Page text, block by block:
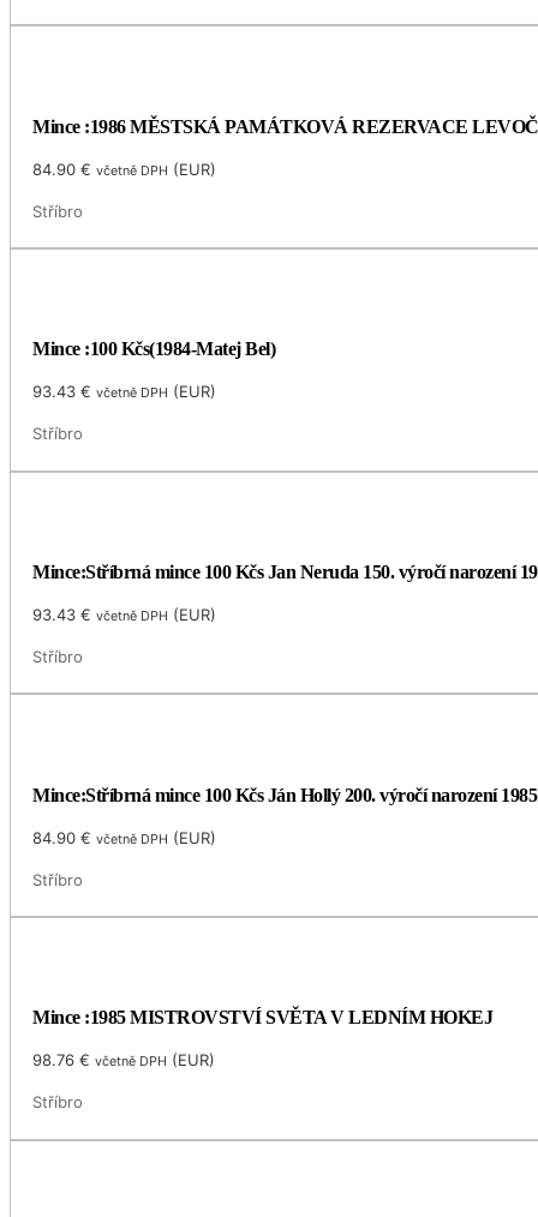
Mince :1986 MĚSTSKÁ PAMÁTKOVÁ REZERVACE
84.90€ včetně DPH (EUR)
Stříbro
Mince :100 Kčs(1984-Matej Bel)
93.43€ včetně DPH (EUR)
Stříbro
Mince:Stříbrná mince 100 Kčs Jan Neruda 150. výročí narození
93.43€ včetně DPH (EUR)
Stříbro
Mince:Stříbrná mince 100 Kčs Ján Hollý 200. výročí narození 1985
84.90€ včetně DPH (EUR)
Stříbro
Mince :1985 MISTROVSTVÍ SVĚTA V LEDNÍM HOKEJ
98.76€ včetně DPH (EUR)
Stříbro